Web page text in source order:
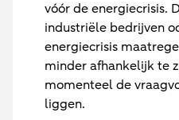
vóór de energiecrisis.
industriële bedrijven
energiecrisis
minder afhankelijk te
momenteel de
liggen.